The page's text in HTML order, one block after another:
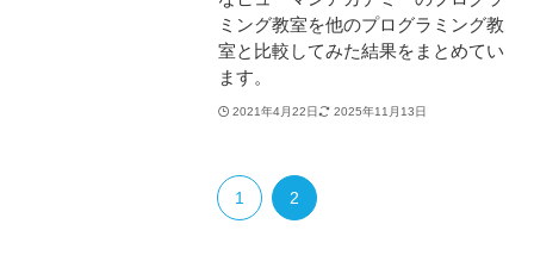
ミング教室を他のプログラミング教
室と比較してみた結果をまとめてい
ます。
2021年4月22日 2025年11月13日
1 2